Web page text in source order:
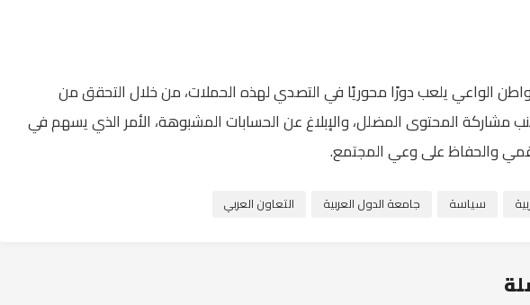
الواعي يلعب دورًا محوريًا في التصدي لهذه الحملات، من خلال التحقق من
مشاركة المحتوى المضلل، والإبلاغ عن الحسابات المشبوهة، الأمر الذي يسهم في
والحفاظ على وعي المجتمع.
سياسة جامعة الدول العربية التعاون العربي